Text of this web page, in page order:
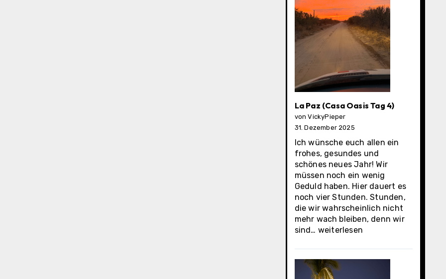
La Paz (Casa Oasis Tag 4)
von VickyPieper
31. Dezember 2025
Ich wünsche euch allen ein
frohes, gesundes und
schönes neues Jahr! Wir
müssen noch ein wenig
Geduld haben. Hier dauert es
noch vier Stunden. Stunden,
die wir wahrscheinlich nicht
mehr wach bleiben, denn wir
sind… La
(Casa
Oasis
Tag
weiterlesen